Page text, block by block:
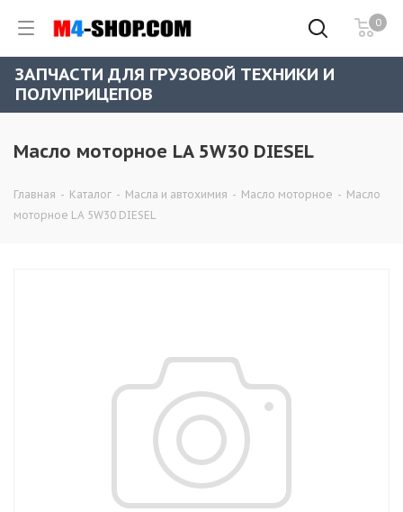
0
ЗАПЧАСТИ ДЛЯ ГРУЗОВОЙ ТЕХНИКИ И
ПОЛУПРИЦЕПОВ
Масло моторное LA 5W30 DIESEL
Главная - Каталог - Масла и автохимия - Масло моторное - Масло
моторное LA 5W30 DIESEL